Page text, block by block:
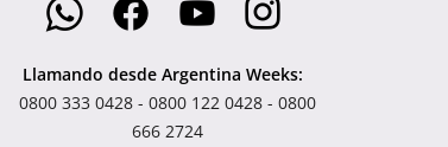
Llamando desde Argentina Weeks:
0800 333 0428 - 0800 122 0428 - 0800
666 2724